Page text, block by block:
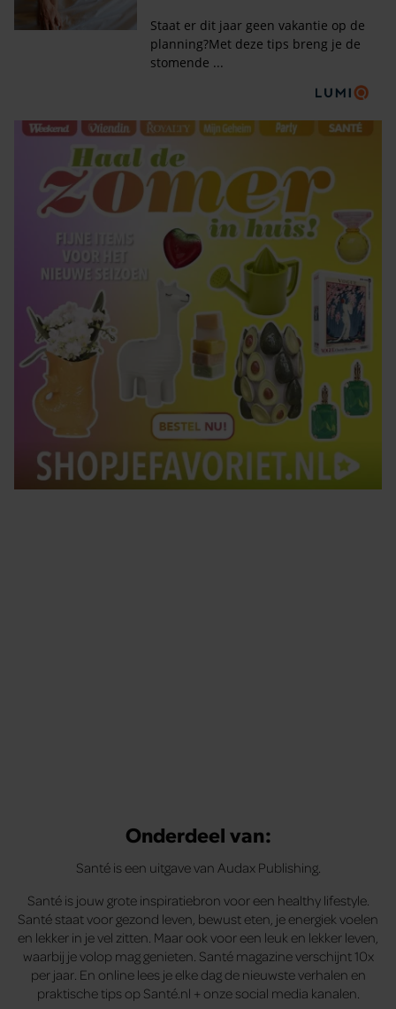
Onderdeel van:
Santé is een uitgave van Audax Publishing.
Santé is jouw grote inspiratiebron voor een healthy lifestyle.
Santé staat voor gezond leven, bewust eten, je energiek voelen
en lekker in je vel zitten. Maar ook voor een leuk en lekker leven,
waarbij je volop mag genieten. Santé magazine verschijnt 10x
per jaar. En online lees je elke dag de nieuwste verhalen en
praktische tips op Santé.nl + onze social media kanalen.